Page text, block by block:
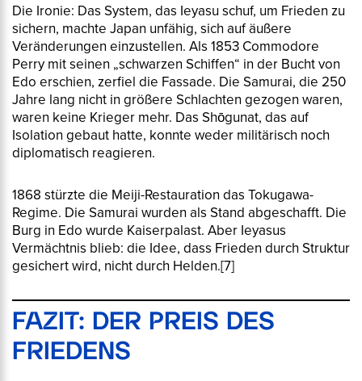
Die Ironie: Das System, das Ieyasu schuf, um Frieden zu
sichern, machte Japan unfähig, sich auf äußere
Veränderungen einzustellen. Als 1853 Commodore
Perry mit seinen „schwarzen Schiffen“ in der Bucht von
Edo erschien, zerfiel die Fassade. Die Samurai, die 250
Jahre lang nicht in größere Schlachten gezogen waren,
waren keine Krieger mehr. Das Shōgunat, das auf
Isolation gebaut hatte, konnte weder militärisch noch
diplomatisch reagieren.
1868 stürzte die Meiji-Restauration das Tokugawa-
Regime. Die Samurai wurden als Stand abgeschafft. Die
Burg in Edo wurde Kaiserpalast. Aber Ieyasus
Vermächtnis blieb: die Idee, dass Frieden durch Struktur
gesichert wird, nicht durch Helden.[7]
FAZIT: DER PREIS DES
FRIEDENS